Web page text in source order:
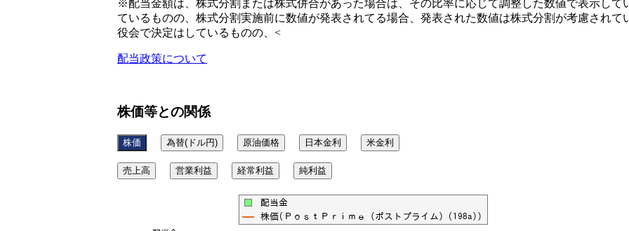
※配当金額は、株式分割または株式併合があった場合は、その比率に応じて調整した数値で表示して
ているものの、株式分割実施前に数値が発表されてる場合、発表された数値は株式分割が考慮され
役会で決定はしているものの、<
配当政策について
株価等との関係
株価 為替(ドル円) 原油価格 日本金利 米金利
売上高 営業利益 経常利益 純利益